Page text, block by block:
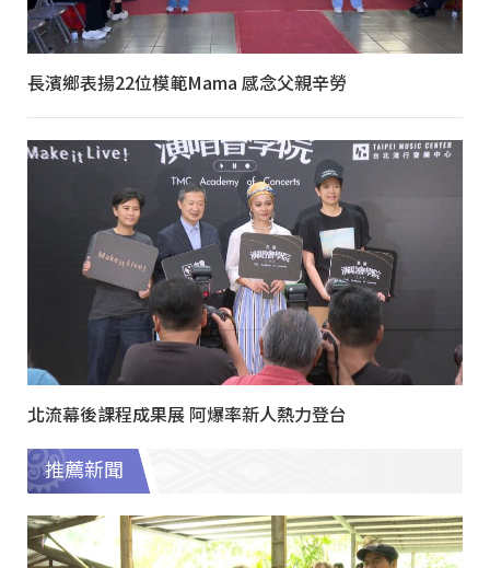
長濱鄉表揚22位模範Mama 感念父親辛勞
北流幕後課程成果展 阿爆率新人熱力登台
推薦新聞